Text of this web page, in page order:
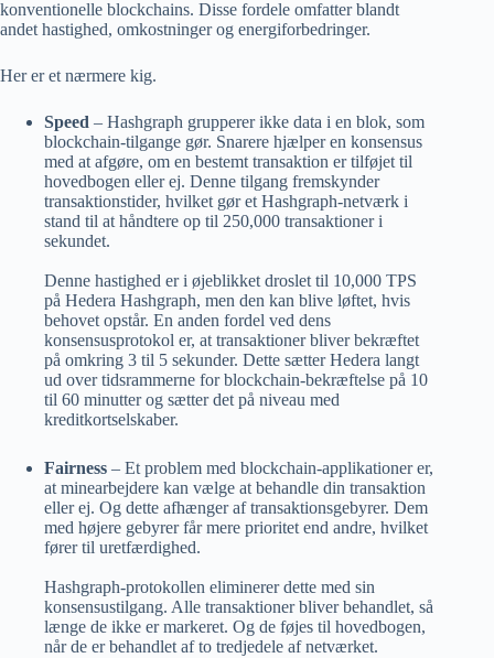
konventionelle blockchains. Disse fordele omfatter blandt
andet hastighed, omkostninger og energiforbedringer.
Her er et nærmere kig.
Speed – Hashgraph grupperer ikke data i en blok, som
blockchain-tilgange gør. Snarere hjælper en konsensus
med at afgøre, om en bestemt transaktion er tilføjet til
hovedbogen eller ej. Denne tilgang fremskynder
transaktionstider, hvilket gør et Hashgraph-netværk i
stand til at håndtere op til 250,000 transaktioner i
sekundet.
Denne hastighed er i øjeblikket droslet til 10,000 TPS
på Hedera Hashgraph, men den kan blive løftet, hvis
behovet opstår. En anden fordel ved dens
konsensusprotokol er, at transaktioner bliver bekræftet
på omkring 3 til 5 sekunder. Dette sætter Hedera langt
ud over tidsrammerne for blockchain-bekræftelse på 10
til 60 minutter og sætter det på niveau med
kreditkortselskaber.
Fairness – Et problem med blockchain-applikationer er,
at minearbejdere kan vælge at behandle din transaktion
eller ej. Og dette afhænger af transaktionsgebyrer. Dem
med højere gebyrer får mere prioritet end andre, hvilket
fører til uretfærdighed.
Hashgraph-protokollen eliminerer dette med sin
konsensustilgang. Alle transaktioner bliver behandlet, så
længe de ikke er markeret. Og de føjes til hovedbogen,
når de er behandlet af to tredjedele af netværket.